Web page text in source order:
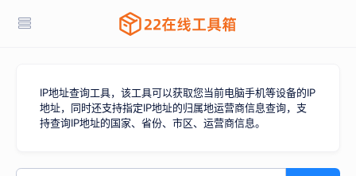
IP地址查询工具，该工具可以获取您当前电脑手机等设备的IP
地址，同时还支持指定IP地址的归属地运营商信息查询，支
持查询IP地址的国家、省份、市区、运营商信息。